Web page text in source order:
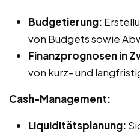
Budgetierung:
von Budgets sowie
Finanzprognosen in
von kurz- und
Cash-Management:
Liquiditätsplanung: